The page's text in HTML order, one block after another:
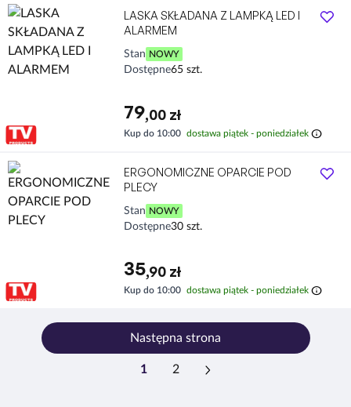
LASKA SKŁADANA Z LAMPKĄ LED I
ALARMEM
Stan NOWY
Dostępne65 szt.
79,00 zł
Kup do 10:00 dostawa piątek - poniedziałek info
ERGONOMICZNE OPARCIE POD
PLECY
Stan NOWY
Dostępne30 szt.
35,90 zł
Kup do 10:00 dostawa piątek - poniedziałek info
Następna strona
1 2